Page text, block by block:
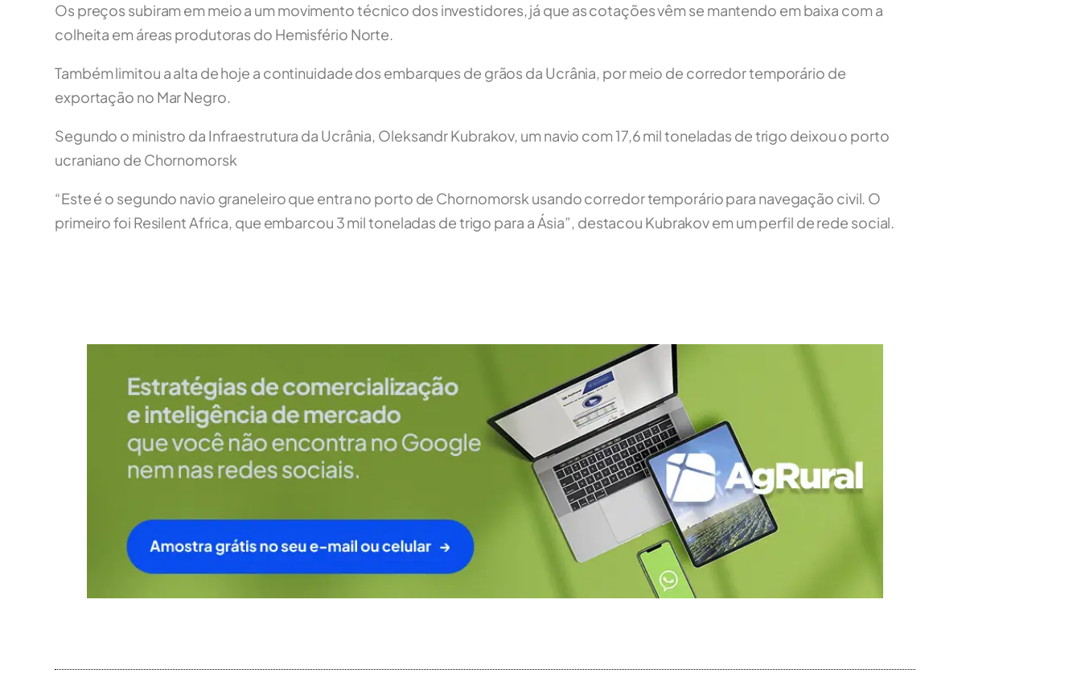
Os preços subiram em meio a um movimento técnico dos investidores, já que as cotações vêm se mantendo em baixa com a
colheita em áreas produtoras do Hemisfério Norte.
Também limitou a alta de hoje a continuidade dos embarques de grãos da Ucrânia, por meio de corredor temporário de
exportação no Mar Negro.
Segundo o ministro da Infraestrutura da Ucrânia, Oleksandr Kubrakov, um navio com 17,6 mil toneladas de trigo deixou o porto
ucraniano de Chornomorsk
“Este é o segundo navio graneleiro que entra no porto de Chornomorsk usando corredor temporário para navegação civil. O
primeiro foi Resilent Africa, que embarcou 3 mil toneladas de trigo para a Ásia”, destacou Kubrakov em um perfil de rede social.